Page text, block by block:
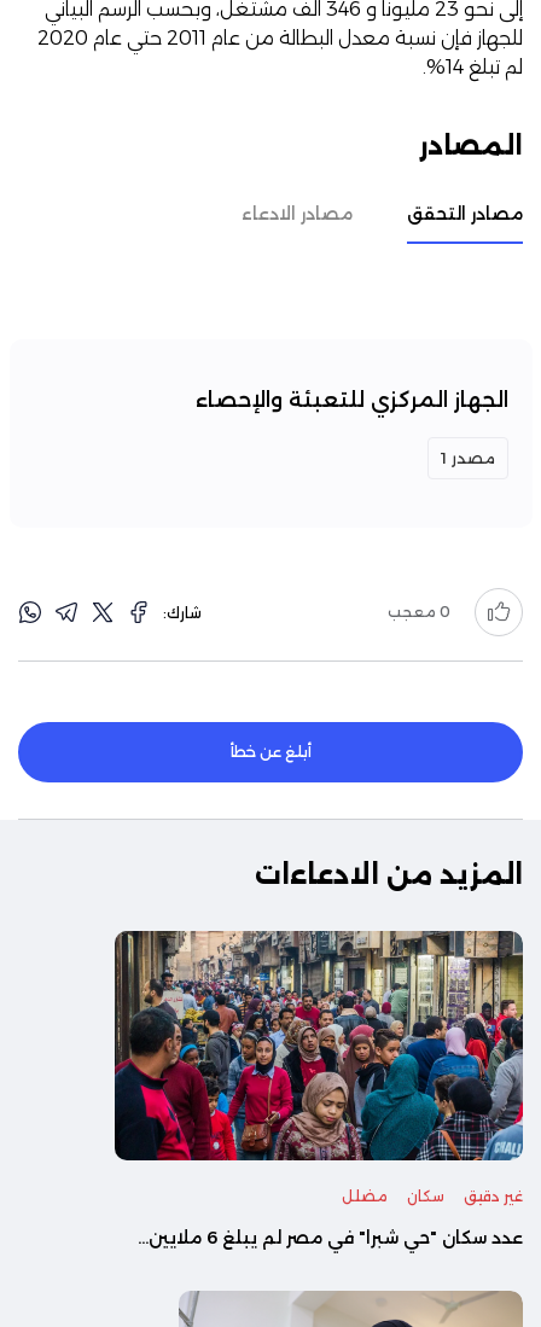
إلى نحو 23 مليونا و 346 الف مشتغل، وبحسب الرسم البياني
للجهاز فإن نسبة معدل البطالة من عام 2011 حتي عام 2020
لم تبلغ 14%.
المصادر
مصادر التحقق مصادر الادعاء
الجهاز المركزي للتعبئة والإحصاء
مصدر 1
0 معجب شارك:
أبلغ عن خطأ
المزيد من الادعاءات
غير دقيق سكان مضلل
عدد سكان "حي شبرا" في مصر لم يبلغ 6 ملايين...